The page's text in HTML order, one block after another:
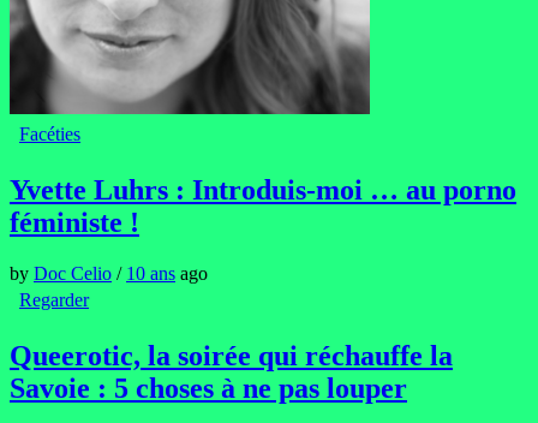
Facéties
Yvette Luhrs : Introduis-moi … au porno
féministe !
by Doc Celio / 10 ans ago
Regarder
Queerotic, la soirée qui réchauffe la
Savoie : 5 choses à ne pas louper